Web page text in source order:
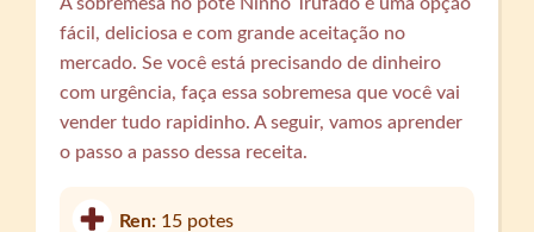
fácil, deliciosa e com grande aceitação no
mercado. Se você está precisando de dinheiro
com urgência, faça essa sobremesa que você vai
vender tudo rapidinho. A seguir, vamos aprender
o passo a passo dessa receita.
Ren: 15 potes